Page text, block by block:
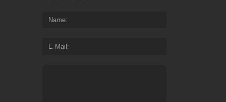
Name
E-Mail